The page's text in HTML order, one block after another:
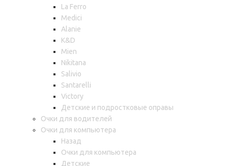
La Ferro
Medici
Alanie
K&D
Mien
Nikitana
Salivio
Santarelli
Victory
Детские и подростковые оправы
Очки для водителей
Очки для компьютера
Назад
Очки для компьютера
Детские